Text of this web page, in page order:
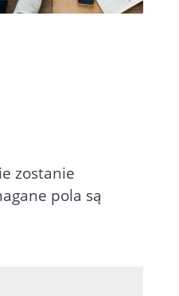
zostanie
pola są